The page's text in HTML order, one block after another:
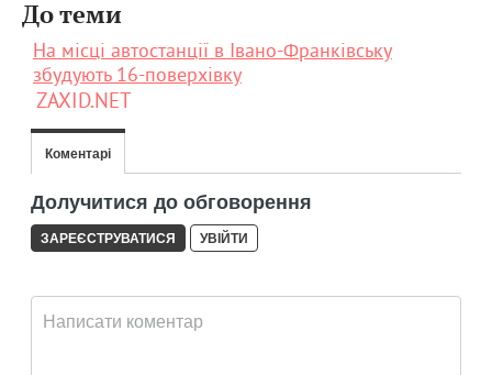
До теми
На місці автостанції в Івано-Франківську
збудують 16-поверхівку
ZAXID.NET